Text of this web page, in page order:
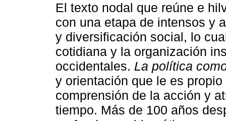
El texto nodal que reúne e
con una etapa de intensos y
y diversificación social, lo
cotidiana y la organización
occidentales. La política
y orientación que le es
comprensión de la acción y
tiempo. Más de 100 años